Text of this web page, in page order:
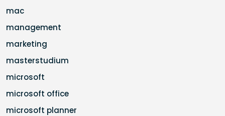
mac
management
marketing
masterstudium
microsoft
microsoft office
microsoft planner